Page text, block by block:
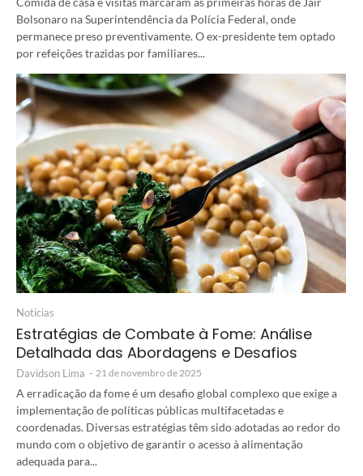
Bolsonaro na Superintendência da Polícia Federal, onde
permanece preso preventivamente. O ex-presidente tem optado
por refeições trazidas por familiares...
Notícias
Estratégias de Combate à Fome: Análise
Detalhada das Abordagens e Desafios
Davidson Lima - 21 de novembro de 2025
A erradicação da fome é um desafio global complexo que exige a
implementação de políticas públicas multifacetadas e
coordenadas. Diversas estratégias têm sido adotadas ao redor do
mundo com o objetivo de garantir o acesso à alimentação
adequada para...